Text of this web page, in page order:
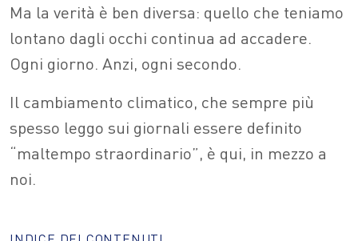
Ma la verità è ben diversa: quello che teniamo
lontano dagli occhi continua ad accadere.
Ogni giorno. Anzi, ogni secondo.
Il cambiamento climatico, che sempre più
spesso leggo sui giornali essere definito
“maltempo straordinario”, è qui, in mezzo a
noi.